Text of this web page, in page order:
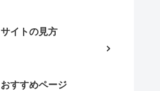
サイトの見方
おすすめページ